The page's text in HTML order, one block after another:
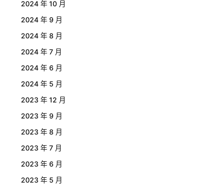
2024 年 10 月
2024 年 9 月
2024 年 8 月
2024 年 7 月
2024 年 6 月
2024 年 5 月
2023 年 12 月
2023 年 9 月
2023 年 8 月
2023 年 7 月
2023 年 6 月
2023 年 5 月